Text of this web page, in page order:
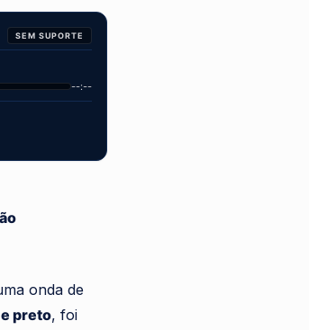
SEM SUPORTE
--:--
onda de
preto, foi